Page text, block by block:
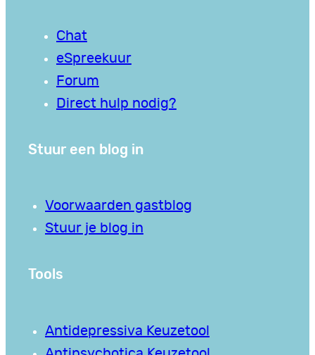
Chat
eSpreekuur
Forum
Direct hulp nodig?
Stuur een blog in
Voorwaarden gastblog
Stuur je blog in
Tools
Antidepressiva Keuzetool